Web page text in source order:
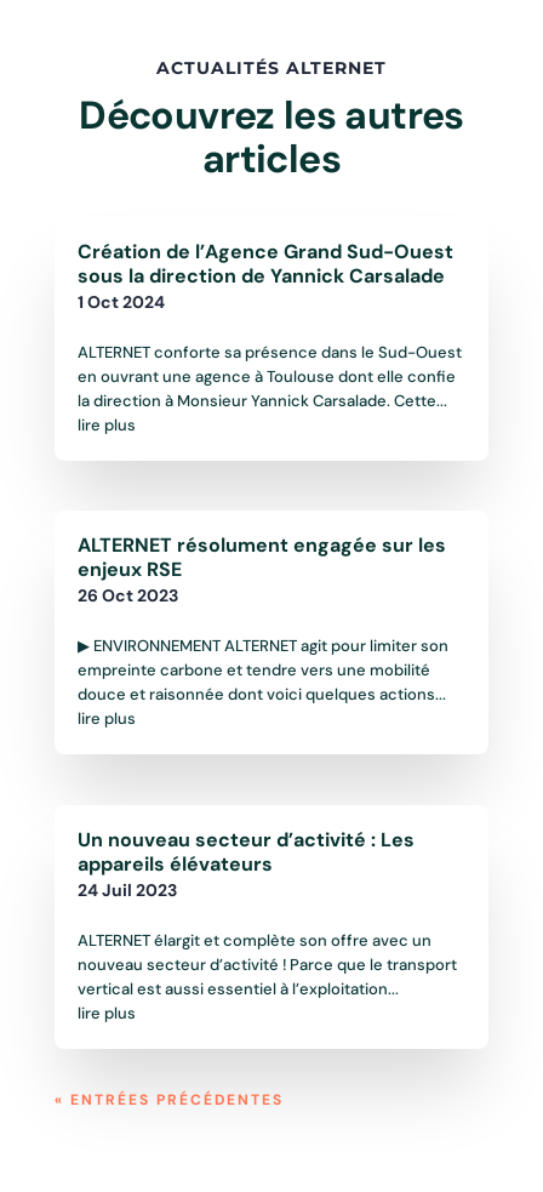
ACTUALITÉS ALTERNET
Découvrez les autres
articles
Création de l’Agence Grand Sud-Ouest
sous la direction de Yannick Carsalade
1 Oct 2024
ALTERNET conforte sa présence dans le Sud-Ouest
en ouvrant une agence à Toulouse dont elle confie
la direction à Monsieur Yannick Carsalade. Cette...
lire plus
ALTERNET résolument engagée sur les
enjeux RSE
26 Oct 2023
▶ ENVIRONNEMENT ALTERNET agit pour limiter son
empreinte carbone et tendre vers une mobilité
douce et raisonnée dont voici quelques actions...
lire plus
Un nouveau secteur d’activité : Les
appareils élévateurs
24 Juil 2023
ALTERNET élargit et complète son offre avec un
nouveau secteur d’activité ! Parce que le transport
vertical est aussi essentiel à l’exploitation...
lire plus
« ENTRÉES PRÉCÉDENTES